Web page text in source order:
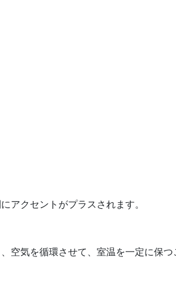
アクセントがプラスされます。
空気を循環させて、室温を一定に保